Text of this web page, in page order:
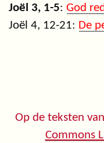
Joël 3, 1-5: God
Joël 4, 12-21: De
Op de teksten
Commons